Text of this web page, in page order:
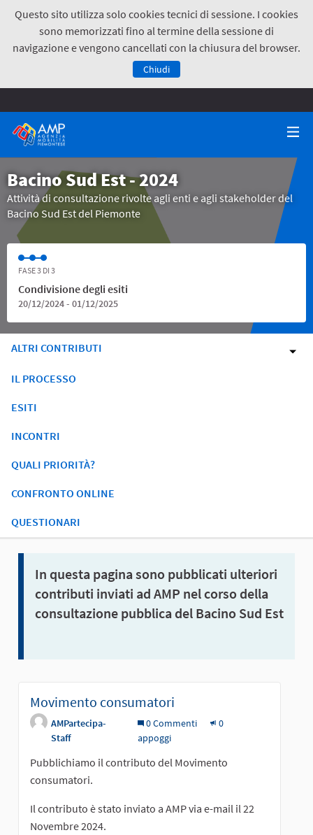
Questo sito utilizza solo cookies tecnici di sessione. I cookies
sono memorizzati fino al termine della sessione di
navigazione e vengono cancellati con la chiusura del browser.
Chiudi
Bacino Sud Est - 2024
Attività di consultazione rivolte agli enti e agli stakeholder del
Bacino Sud Est del Piemonte
FASE 3 DI 3
Condivisione degli esiti
20/12/2024 - 01/12/2025
ALTRI CONTRIBUTI
IL PROCESSO
ESITI
INCONTRI
QUALI PRIORITÀ?
CONFRONTO ONLINE
QUESTIONARI
In questa pagina sono pubblicati ulteriori
contributi inviati ad AMP nel corso della
consultazione pubblica del Bacino Sud Est
Movimento consumatori
AMPartecipa-
Staff
0 Commenti
0
appoggi
Pubblichiamo il contributo del Movimento
consumatori.
Il contributo è stato inviato a AMP via e-mail il 22
Novembre 2024.